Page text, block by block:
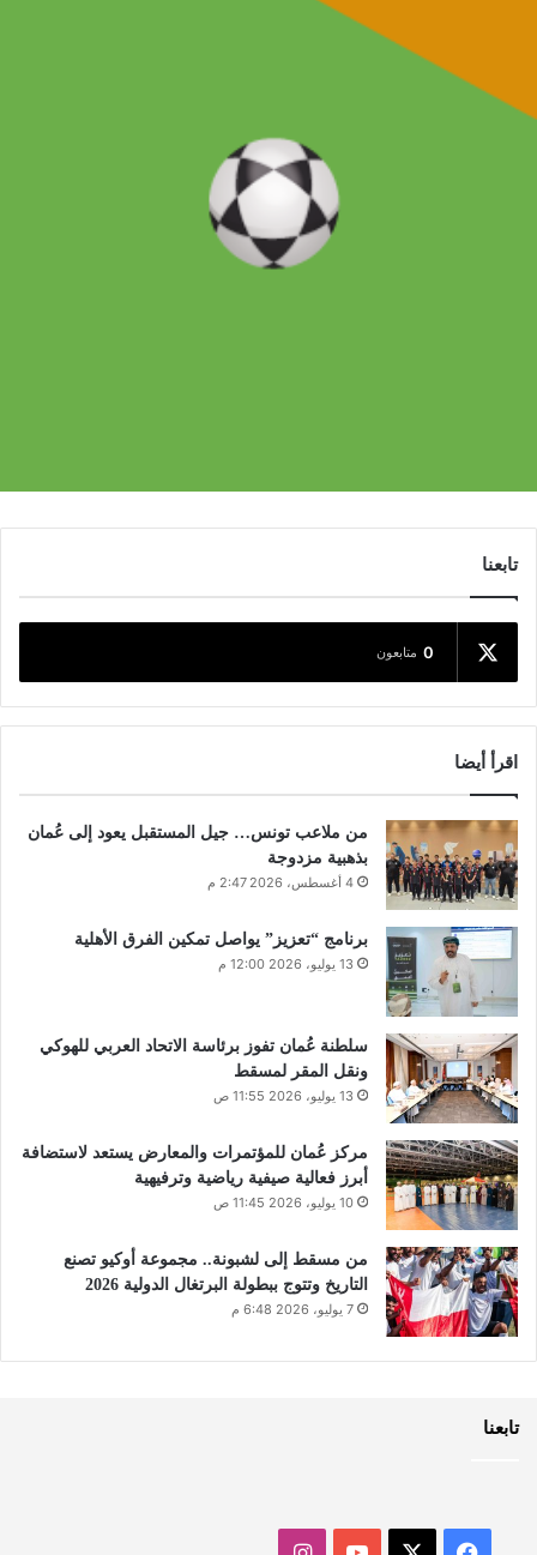
تابعنا
0 متابعون
اقرأ أيضا
من ملاعب تونس… جيل المستقبل يعود إلى عُمان
بذهبية مزدوجة
4 أغسطس، 2026 2:47 م
برنامج “تعزيز” يواصل تمكين الفرق الأهلية
13 يوليو، 2026 12:00 م
سلطنة عُمان تفوز برئاسة الاتحاد العربي للهوكي
ونقل المقر لمسقط
13 يوليو، 2026 11:55 ص
مركز عُمان للمؤتمرات والمعارض يستعد لاستضافة
أبرز فعالية صيفية رياضية وترفيهية
10 يوليو، 2026 11:45 ص
من مسقط إلى لشبونة.. مجموعة أوكيو تصنع
التاريخ وتتوج ببطولة البرتغال الدولية 2026
7 يوليو، 2026 6:48 م
تابعنا